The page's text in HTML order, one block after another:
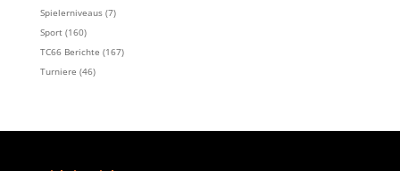
Spielerniveaus(7)
Sport(160)
TC66 Berichte (167)
Turniere (46)